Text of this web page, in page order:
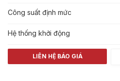
Công suất định mức
Hệ thống khởi động
LIÊN HỆ BÁO GIÁ